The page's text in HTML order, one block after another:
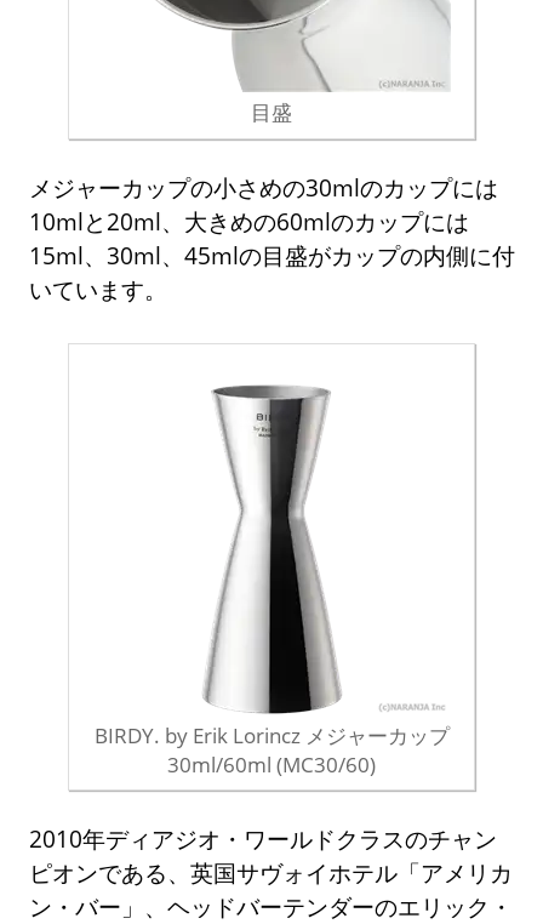
目盛
メジャーカップの小さめの30mlのカップには
10mlと20ml、大きめの60mlのカップには
15ml、30ml、45mlの目盛がカップの内側に付
いています。
BIRDY. by Erik Lorincz メジャーカップ
30ml/60ml (MC30/60)
2010年ディアジオ・ワールドクラスのチャン
ピオンである、英国サヴォイホテル「アメリカ
ン・バー」、ヘッドバーテンダーのエリック・